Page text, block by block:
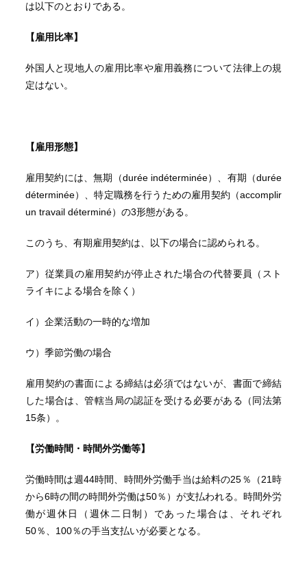
は以下のとおりである。
【雇用比率】
外国人と現地人の雇用比率や雇用義務について法律上の規
定はない。
【雇用形態】
雇用契約には、無期（durée indéterminée）、有期（durée
déterminée）、特定職務を行うための雇用契約（accomplir
un travail déterminé）の3形態がある。
このうち、有期雇用契約は、以下の場合に認められる。
ア）従業員の雇用契約が停止された場合の代替要員（スト
ライキによる場合を除く）
イ）企業活動の一時的な増加
ウ）季節労働の場合
雇用契約の書面による締結は必須ではないが、書面で締結
した場合は、管轄当局の認証を受ける必要がある（同法第
15条）。
【労働時間・時間外労働等】
労働時間は週44時間、時間外労働手当は給料の25％（21時
から6時の間の時間外労働は50％）が支払われる。時間外労
働が週休日（週休二日制）であった場合は、それぞれ
50％、100％の手当支払いが必要となる。